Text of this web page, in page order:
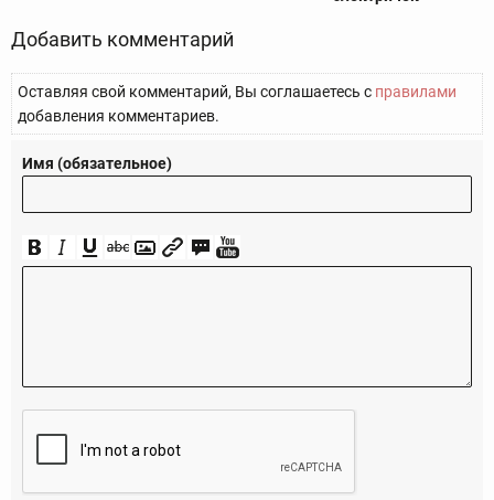
Добавить комментарий
Оставляя свой комментарий, Вы соглашаетесь с правилами
добавления комментариев.
Имя (обязательное)